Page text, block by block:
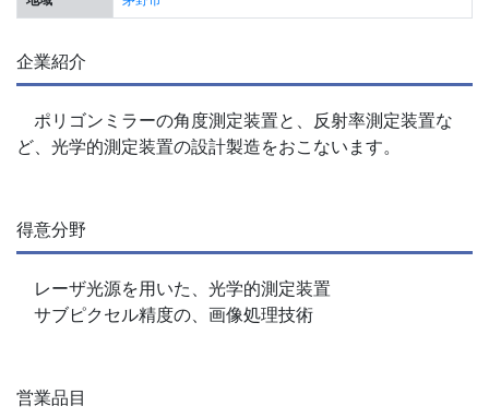
企業紹介
ポリゴンミラーの角度測定装置と、反射率測定装置な
ど、光学的測定装置の設計製造をおこないます。
得意分野
レーザ光源を用いた、光学的測定装置
サブピクセル精度の、画像処理技術
営業品目